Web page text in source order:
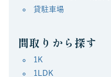
貸駐車場
間取りから探す
1K
1LDK